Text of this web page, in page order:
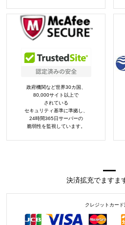
政府機関など世界30カ国、
80,000サイト以上で
されている
セキュリティ基準に準拠し、
24時間365日サーバーの
脆弱性を監視しています。
決済拡充でますま
クレジットカード